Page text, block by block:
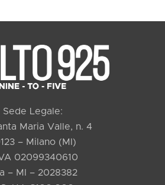
Sede Legale:
Maria Valle, n. 4
– Milano (MI)
02099340610
– MI – 2028382